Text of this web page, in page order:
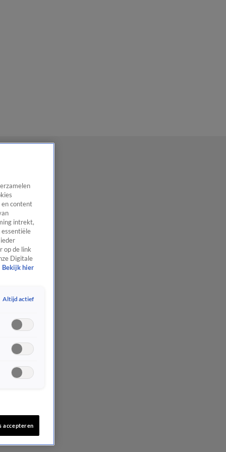
en content
intrekt,
op de link
Digitale
Bekijk hier
Altijd actief
accepteren